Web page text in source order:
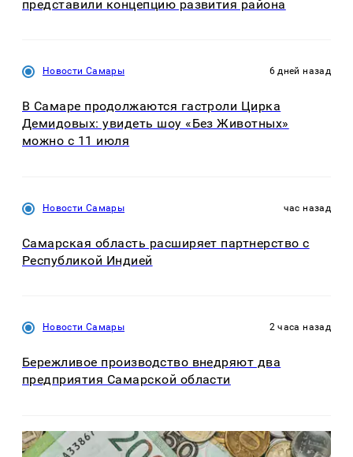
представили концепцию развития района
Новости Самары 6 дней назад
В Самаре продолжаются гастроли Цирка
Демидовых: увидеть шоу «Без Животных»
можно с 11 июля
Новости Самары час назад
Самарская область расширяет партнерство с
Республикой Индией
Новости Самары 2 часа назад
Бережливое производство внедряют два
предприятия Самарской области